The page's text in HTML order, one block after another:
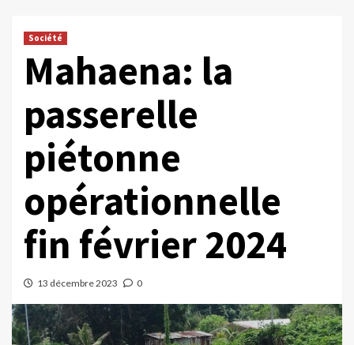
Société
Mahaena: la
passerelle
piétonne
opérationnelle
fin février 2024
13 décembre 2023 0